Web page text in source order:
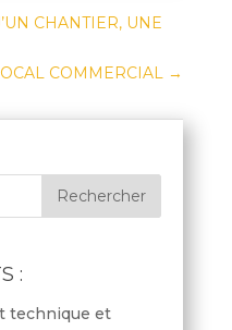
CHANTIER, UNE
COMMERCIAL →
:
technique et